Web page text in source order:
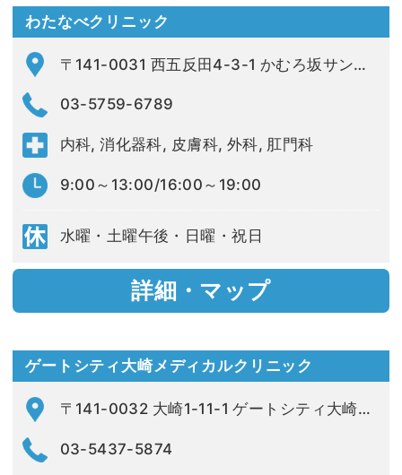
わたなべクリニック
〒141-0031 西五反田4-3-1 かむろ坂サンハイツ1F-A
03-5759-6789
内科, 消化器科, 皮膚科, 外科, 肛門科
9:00～13:00/16:00～19:00
水曜・土曜午後・日曜・祝日
詳細・マップ
ゲートシティ大崎メディカルクリニック
〒141-0032 大崎1-11-1 ゲートシティ大崎ウエストタワー4F
03-5437-5874